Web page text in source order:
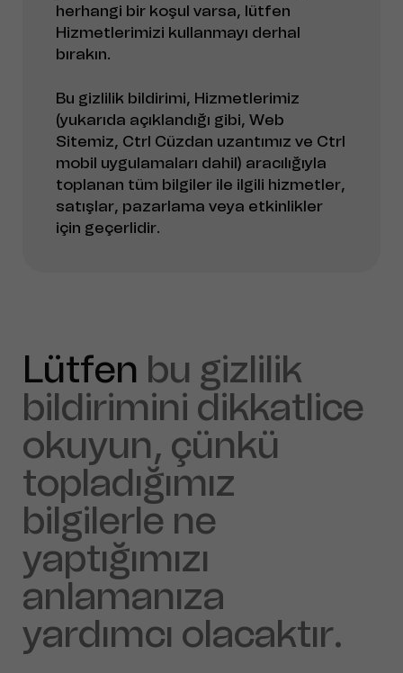
herhangi bir koşul varsa, lütfen
Hizmetlerimizi kullanmayı derhal
bırakın.
Bu gizlilik bildirimi, Hizmetlerimiz
(yukarıda açıklandığı gibi, Web
Sitemiz, Ctrl Cüzdan uzantımız ve Ctrl
mobil uygulamaları dahil) aracılığıyla
toplanan tüm bilgiler ile ilgili hizmetler,
satışlar, pazarlama veya etkinlikler
için geçerlidir.
Lütfen bu gizlilik
bildirimini dikkatlice
okuyun, çünkü
topladığımız
bilgilerle ne
yaptığımızı
anlamanıza
yardımcı olacaktır.